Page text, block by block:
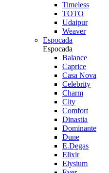
Timeless
TOTO
Udaipur
Weaver
Espocada
Espocada
Balance
Caprice
Casa Nova
Celebrity
Charm
City
Comfort
Dinastia
Dominante
Dune
E.Degas
Elixir
Elysium